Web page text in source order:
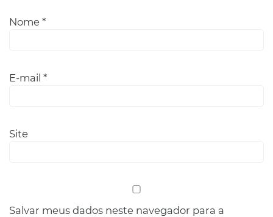
Nome *
E-mail *
Site
Salvar meus dados neste navegador para a